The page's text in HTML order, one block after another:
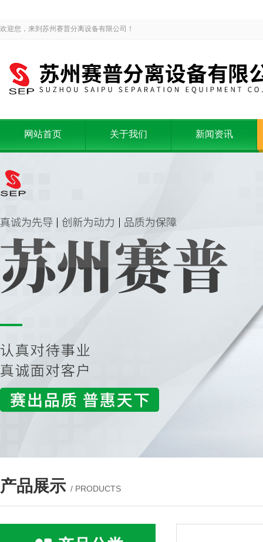
欢迎您，来到苏州赛普分离设备有限公司！
网站首页 关于我们 新闻资讯
产品展示 / PRODUCTS